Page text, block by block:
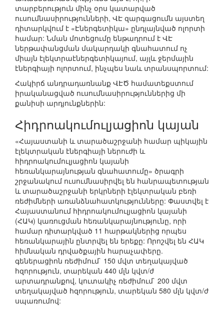
տարբերություն մինչ օրս կատարված
ուսումնասիրությունների, ՎԷ զարգացումն այստեղ
դիտարկվում է «Էներգետիկա» ընդլայնված ոլորտի
համար: Նման մոտեցումը ենթադրում է ՎԷ
ներթափանցման մակարդակի գնահատում ոչ
միայն էլեկտրաէներգետիկայում, այլև ջերմային
էներգիայի ոլորտում, ինչպես նաև տրանսպորտում:
Հակիրճ անդրադառնանք ՎԷԾ համատեքստում
իրականացված ուսումնասիրություններից մի
քանիսի արդյունքներին:
Հիդրոակումուլյացիոն կայան
«Հայաստանի և տարածաշրջանի համար պիկային
էլեկտրական էներգիայի ներուժի և
հիդրոակումուլյացիոն կայանի
հեռանկարայնության գնահատումը» ծրագրի
շրջանակում ուսումնասիրվել են հանրապետության
և տարածաշրջանի երկրների էլեկտրական բեռի
ռեժիմների առանձնահատկությունները: Փաստվել է
Հայաստանում հիդրոակումուլյացիոն կայանի
(ՀԱԿ) կառուցման հեռանկարայնությունը, որի
համար դիտարկված 11 հարթակներից որպես
հեռանկարային ընտրվել են երեքը: Որոշվել են ՀԱԿ
հիմնական դրվածքային հարաչափերը.
գեներացիոն ռեժիմում` 150 մվտ տեղակայված
հզորություն, տարեկան 440 մլն կվտ/ժ
արտադրանքով, կուտակիչ ռեժիմում` 200 մվտ
տեղակայված հզորություն, տարեկան 580 մլն կվտ/ժ
սպառումով: